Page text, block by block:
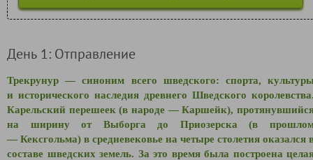
День 1: Отправление
Трекрунур — синоним всего шведского: спорта,
и исторического наследия древнего Шведского
Карельский перешеек (в народе — Каршейк),
на ширину от Выборга до Приозерска (в
— Кексгольма) в средневековье на четыре столетия оказался
составе шведских земель. За это время была построена